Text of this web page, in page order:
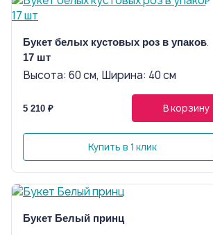
Букет белых кустовых роз в упаковке
17 шт
Высота: 60 см, Ширина: 40 см
5 210 ₽ В корзину
Купить в 1 клик
Букет Белый принц